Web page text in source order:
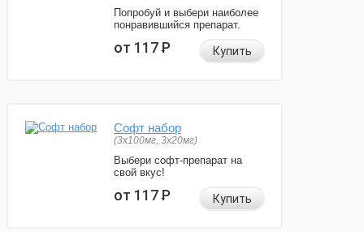
Попробуй и выбери наиболее
понравившийся препарат.
от 117Р Купить
Софт набор
(3x100мг, 3x20мг)
Выбери софт-препарат на
свой вкус!
от 117Р Купить